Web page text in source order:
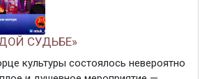
СУДЬБЕ»
культуры состоялось невероятно